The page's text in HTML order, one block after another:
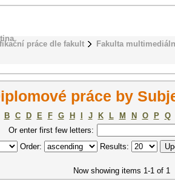
práce dle fakult
Fakulta
práce by
B C D E F G H J K L M N O P
Q
Or enter first few letters:
Order: Results:
Now showing items 1-1 of 1